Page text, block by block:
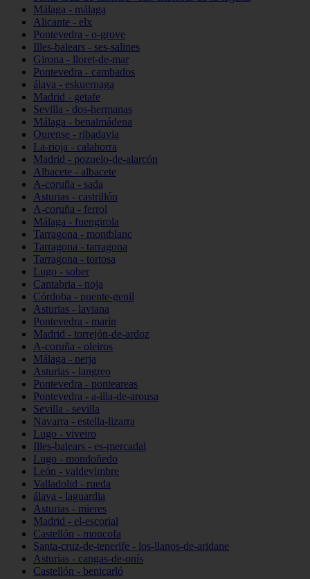
Málaga - málaga
Alicante - elx
Pontevedra - o-grove
Illes-balears - ses-salines
Girona - lloret-de-mar
Pontevedra - cambados
álava - eskuernaga
Madrid - getafe
Sevilla - dos-hermanas
Málaga - benalmádena
Ourense - ribadavia
La-rioja - calahorra
Madrid - pozuelo-de-alarcón
Albacete - albacete
A-coruña - sada
Asturias - castrillón
A-coruña - ferrol
Málaga - fuengirola
Tarragona - montblanc
Tarragona - tarragona
Tarragona - tortosa
Lugo - sober
Cantabria - noja
Córdoba - puente-genil
Asturias - laviana
Pontevedra - marín
Madrid - torrejón-de-ardoz
A-coruña - oleiros
Málaga - nerja
Asturias - langreo
Pontevedra - ponteareas
Pontevedra - a-illa-de-arousa
Sevilla - sevilla
Navarra - estella-lizarra
Lugo - viveiro
Illes-balears - es-mercadal
Lugo - mondoñedo
León - valdevimbre
Valladolid - rueda
álava - laguardia
Asturias - mieres
Madrid - el-escorial
Castellón - moncofa
Santa-cruz-de-tenerife - los-llanos-de-aridane
Asturias - cangas-de-onís
Castellón - benicarló